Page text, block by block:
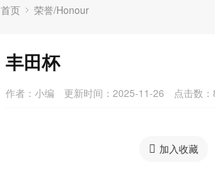
首页 荣誉/Honour
丰田杯
作者：小编 更新时间：2025-11-26 点击数：
加入收藏